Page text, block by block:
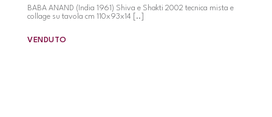
BABA ANAND (India 1961) Shiva e Shakti 2002 tecnica mista e
collage su tavola cm 110x93x14 [..]
VENDUTO